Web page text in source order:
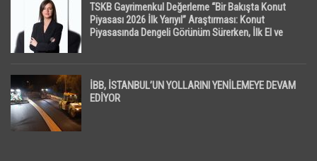
TSKB Gayrimenkul Değerleme “Bir Bakışta Konut
Piyasası 2026 İlk Yarıyıl” Araştırması: Konut
Piyasasında Dengeli Görünüm Sürerken, İlk El ve
İBB, İSTANBUL’UN YOLLARINI YENİLEMEYE DEVAM
EDİYOR